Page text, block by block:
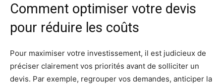
Comment optimiser votre devis
pour réduire les coûts
Pour maximiser votre investissement, il est judicieux de
préciser clairement vos priorités avant de solliciter un
devis. Par exemple, regrouper vos demandes, anticiper la